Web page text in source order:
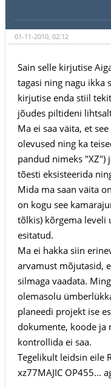
01-11-2010, 02:12
Sain selle kirjutise
tagasi ning nagu ikka
kirjutise enda stiil
jõudes piltideni
Ma ei saa väita, et
olevused ning ka
pandud nimeks "XZ")
tõesti eksisteerida
Mida ma saan väita
on kogu see
tõlkis) kõrgema leveli
esitatud.
Ma ei hakka siin
arvamust mõjutasid,
silmaga vaadata.
olemasolu
planeedi projekt ise
dokumente, koode ja
kontrollida ei saa.
Tegelikult leidsin eile
xz77MAJIC OP455...